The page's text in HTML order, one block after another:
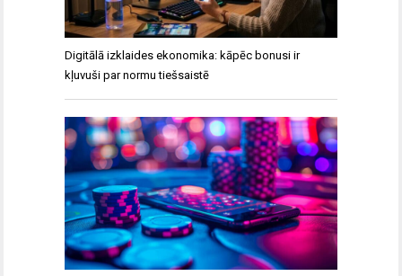
Digitālā izklaides ekonomika: kāpēc bonusi ir
kļuvuši par normu tiešsaistē